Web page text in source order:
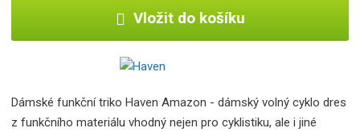
Vložit do košíku
Dámské funkční triko Haven Amazon - dámský volný cyklo dres
z funkčního materiálu vhodný nejen pro cyklistiku, ale i jiné